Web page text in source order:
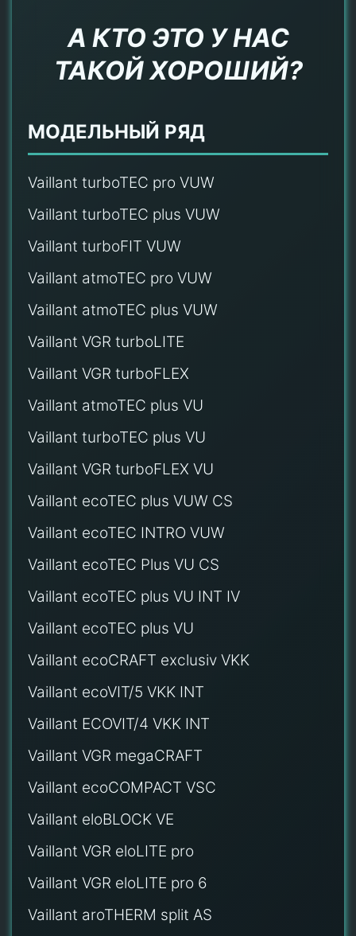
А КТО ЭТО У НАС
ТАКОЙ ХОРОШИЙ?
МОДЕЛЬНЫЙ РЯД
Vaillant turboTEC pro VUW
Vaillant turboTEC plus VUW
Vaillant turboFIT VUW
Vaillant atmoTEC pro VUW
Vaillant atmoTEC plus VUW
Vaillant VGR turboLITE
Vaillant VGR turboFLEX
Vaillant atmoTEC plus VU
Vaillant turboTEC plus VU
Vaillant VGR turboFLEX VU
Vaillant ecoTEC plus VUW CS
Vaillant ecoTEC INTRO VUW
Vaillant ecoTEC Plus VU CS
Vaillant ecoTEC plus VU INT IV
Vaillant ecoTEC plus VU
Vaillant ecoCRAFT exclusiv VKK
Vaillant ecoVIT/5 VKK INT
Vaillant ECOVIT/4 VKK INT
Vaillant VGR megaCRAFT
Vaillant ecoCOMPACT VSC
Vaillant eloBLOCK VE
Vaillant VGR eloLITE pro
Vaillant VGR eloLITE pro 6
Vaillant aroTHERM split AS